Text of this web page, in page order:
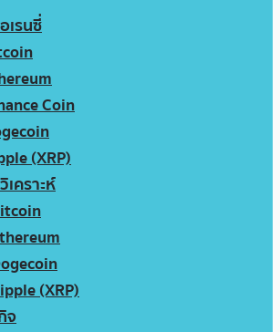
เรนซี่
Coin
(XRP)
เคราะห์
(XRP)
จ